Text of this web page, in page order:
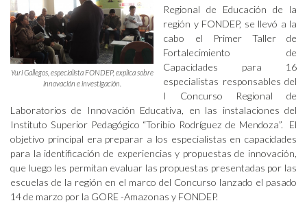
Yuri Gallegos, especialista FONDEP, explica sobre
innovación e investigación.
Regional de Educación de la
región y FONDEP, se llevó a la
cabo el Primer Taller de
Fortalecimiento de
Capacidades para 16
especialistas responsables del
I Concurso Regional de
Laboratorios de Innovación Educativa, en las instalaciones del
Instituto Superior Pedagógico “Toribio Rodríguez de Mendoza”. El
objetivo principal era preparar a los especialistas en capacidades
para la identificación de experiencias y propuestas de innovación,
que luego les permitan evaluar las propuestas presentadas por las
escuelas de la región en el marco del Concurso lanzado el pasado
14 de marzo por la GORE -Amazonas y FONDEP.